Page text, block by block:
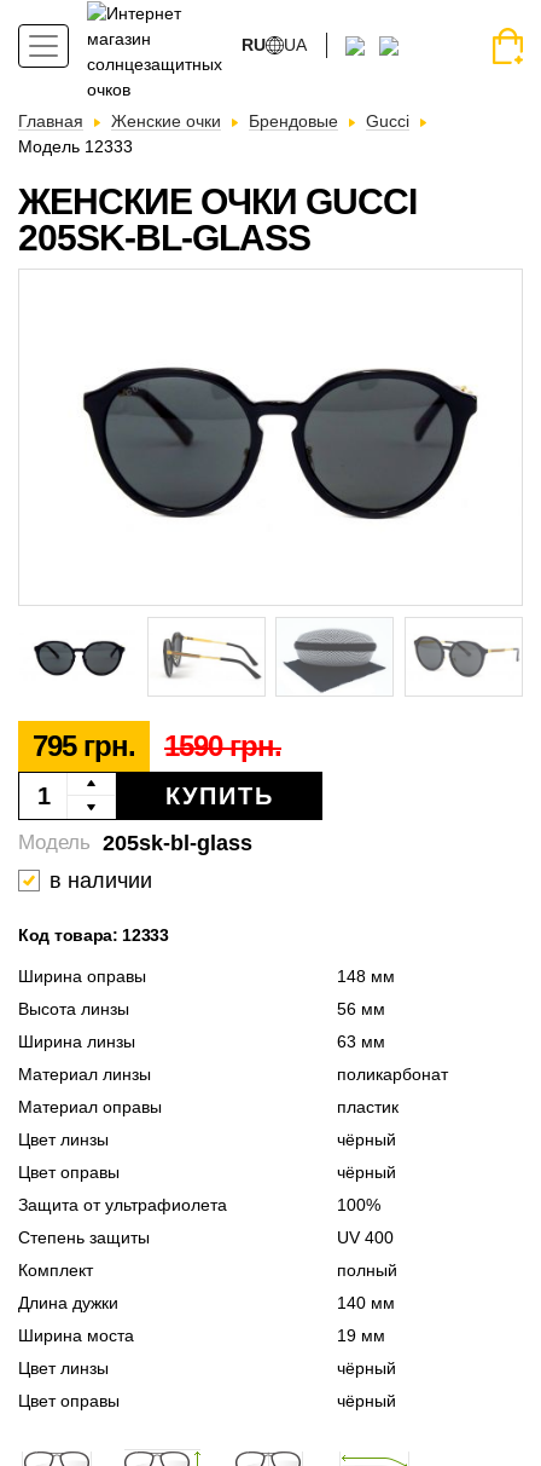
RU UA
Главная Женские очки Брендовые
Gucci
Модель 12333
ЖЕНСКИЕ ОЧКИ GUCCI
205SK-BL-GLASS
795 грн. 1590 грн.
КУПИТЬ
205sk-bl-glass
Модель
в наличии
Код товара: 12333
Ширина оправы
148 мм
Высота линзы
56 мм
Ширина линзы
63 мм
Материал линзы
поликарбонат
Материал оправы
пластик
Цвет линзы
чёрный
Цвет оправы
чёрный
Защита от ультрафиолета
100%
Степень защиты
UV 400
Комплект
полный
Длина дужки
140 мм
Ширина моста
19 мм
Цвет линзы
чёрный
Цвет оправы
чёрный